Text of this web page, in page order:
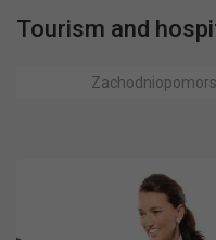
Tourism and